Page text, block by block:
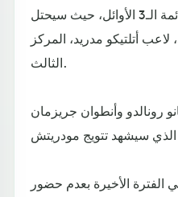
ميسي، نجم برشلونة، في قائمة الـ3 الأوائل، حيث سيحتل
أتلتيكو مدريد، المركز
الثالث.
رونالدو وأنطوان جريزمان
الفترة الأخيرة بعدم حضور